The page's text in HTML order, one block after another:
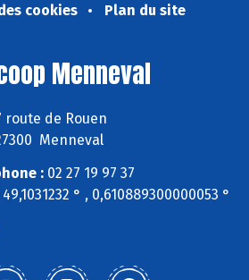
cookies
Plan du site
Menneval
route de Rouen
Menneval
:02 27 19 97 37
° , 0,610889300000053 °